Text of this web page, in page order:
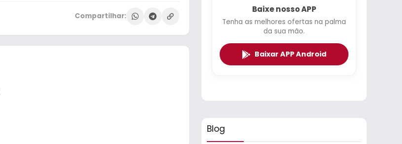
Compartilhar:
Baixe nosso APP
Tenha as melhores ofertas na palma
da sua mão.
Baixar APP Android
Blog